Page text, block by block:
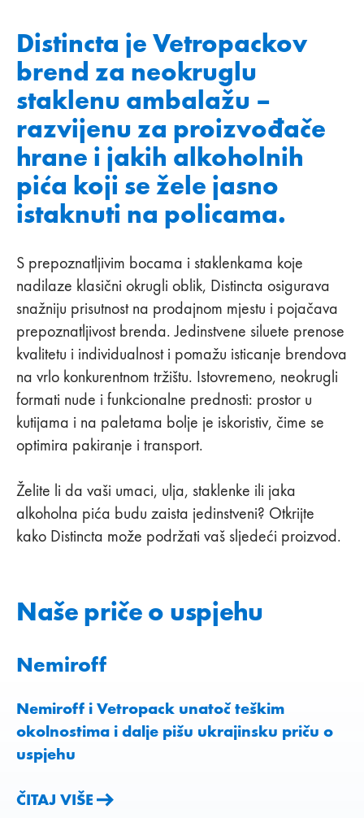
Distincta je Vetropackov
brend za neokruglu
staklenu ambalažu –
razvijenu za proizvođače
hrane i jakih alkoholnih
pića koji se žele jasno
istaknuti na policama.
S prepoznatljivim bocama i staklenkama koje
nadilaze klasični okrugli oblik, Distincta osigurava
snažniju prisutnost na prodajnom mjestu i pojačava
prepoznatljivost brenda. Jedinstvene siluete prenose
kvalitetu i individualnost i pomažu isticanje brendova
na vrlo konkurentnom tržištu. Istovremeno, neokrugli
formati nude i funkcionalne prednosti: prostor u
kutijama i na paletama bolje je iskoristiv, čime se
optimira pakiranje i transport.
Želite li da vaši umaci, ulja, staklenke ili jaka
alkoholna pića budu zaista jedinstveni? Otkrijte
kako Distincta može podržati vaš sljedeći proizvod.
Naše priče o uspjehu
Nemiroff
Nemiroff i Vetropack unatoč teškim
okolnostima i dalje pišu ukrajinsku priču o
uspjehu
ČITAJ VIŠE
ČITAJ VIŠE